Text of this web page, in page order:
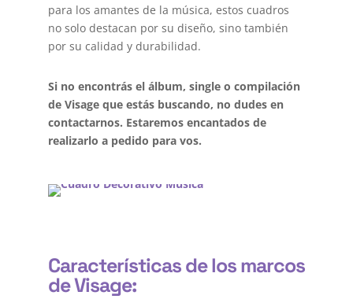
para los amantes de la música, estos cuadros
no solo destacan por su diseño, sino también
por su calidad y durabilidad.
Si no encontrás el álbum, single o compilación
de Visage que estás buscando, no dudes en
contactarnos. Estaremos encantados de
realizarlo a pedido para vos.
Características de los marcos
de Visage: